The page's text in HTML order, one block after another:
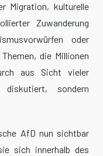
Migration, kulturelle
Zuwanderung
oder
die Millionen
aus Sicht vieler
sondern
AfD nun sichtbar
sich innerhalb des